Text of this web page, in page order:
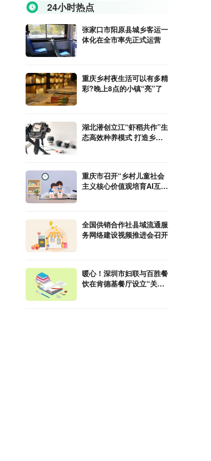
24小时热点
张家口市阳原县城乡客运一
体化在全市率先正式运营
重庆乡村夜生活可以有多精
彩?晚上8点的小镇“亮”了
湖北潜创立江“虾稻共作”生
态高效种养模式 打造乡村
重庆市召开“乡村儿童社会
主义核心价值观培育AI互动
全国供销合作社县域流通服
务网络建设视频推进会召开
暖心！深圳市妇联与百胜餐
饮在肯德基餐厅设立“关爱